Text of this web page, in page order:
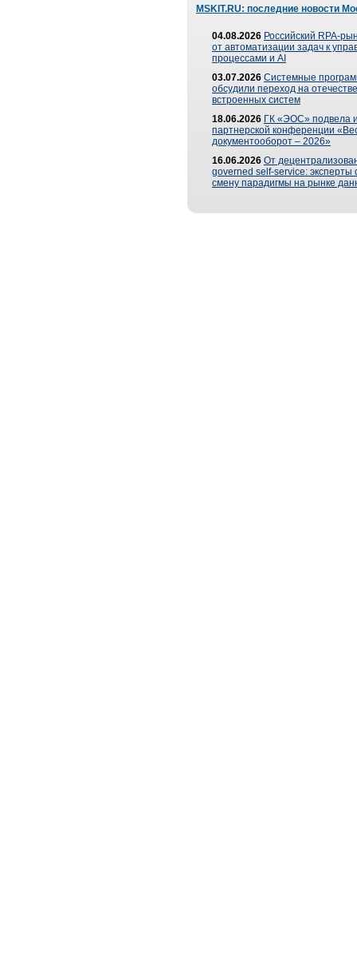
MSKIT.RU: последние новости
04.08.2026 Российский RPA-
от автоматизации задач к
процессами и AI
03.07.2026 Системные
обсудили переход на
встроенных систем
18.06.2026 ГК «ЭОС» подвела
партнерской конференции
документооборот – 2026»
16.06.2026 От
governed self-service: эксперты
смену парадигмы на рынке